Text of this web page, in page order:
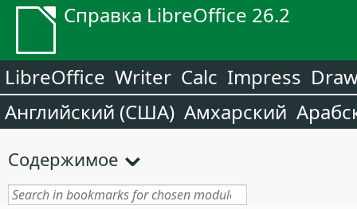
Справка LibreOffice 26.2
LibreOffice Writer Calc Impress
Английский (США) Амхарский
Содержимое